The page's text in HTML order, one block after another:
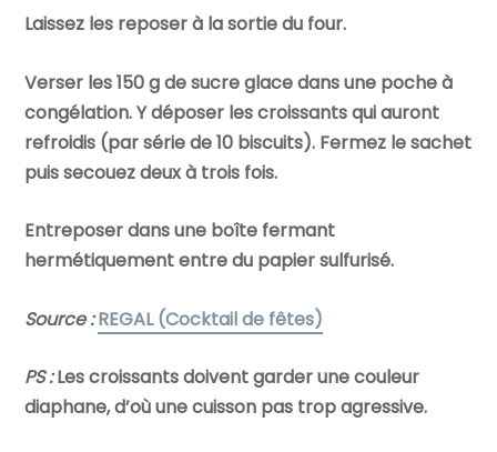
Laissez les reposer à la sortie du four.
Verser les 150 g de sucre glace dans une poche à
congélation. Y déposer les croissants qui auront
refroidis (par série de 10 biscuits). Fermez le sachet
puis secouez deux à trois fois.
Entreposer dans une boîte fermant
hermétiquement entre du papier sulfurisé.
Source : REGAL (Cocktail de fêtes)
PS :Les croissants doivent garder une couleur
diaphane, d’où une cuisson pas trop agressive.